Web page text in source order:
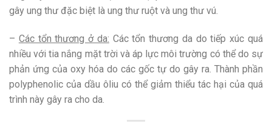
gây ung thư đặc biệt là ung thư ruột và ung thư vú.
– Các tổn thương ở da: Các tổn thương da do tiếp xúc quá
nhiều với tia nắng mặt trời và áp lực môi trường có thể do sự
phản ứng của oxy hóa do các gốc tự do gây ra. Thành phần
polyphenolic của dầu ôliu có thể giảm thiểu tác hại của quá
trình này gây ra cho da.